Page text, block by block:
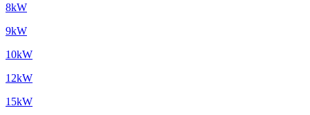
8kW
9kW
10kW
12kW
15kW